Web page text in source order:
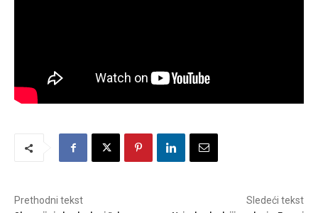
Prethodni tekst Sledeći tekst